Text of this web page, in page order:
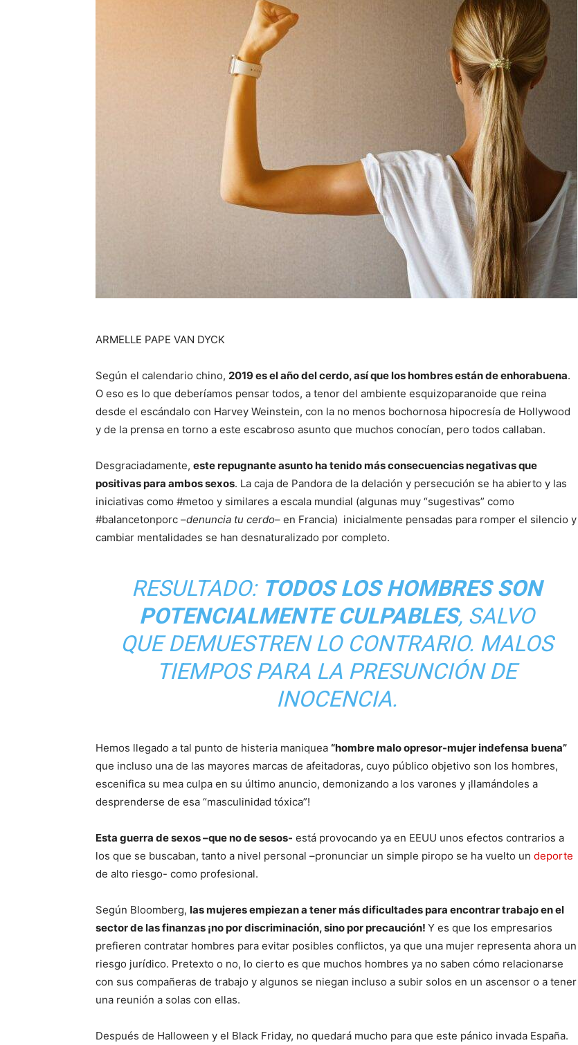
ARMELLE PAPE VAN DYCK
Según el calendario chino, 2019 es el año del cerdo, así que los hombres están de enhorabuena.
O eso es lo que deberíamos pensar todos, a tenor del ambiente esquizoparanoide que reina
desde el escándalo con Harvey Weinstein, con la no menos bochornosa hipocresía de Hollywood
y de la prensa en torno a este escabroso asunto que muchos conocían, pero todos callaban.
Desgraciadamente, este repugnante asunto ha tenido más consecuencias negativas que
positivas para ambos sexos. La caja de Pandora de la delación y persecución se ha abierto y las
iniciativas como #metoo y similares a escala mundial (algunas muy “sugestivas” como
#balancetonporc –denuncia tu cerdo– en Francia) inicialmente pensadas para romper el silencio y
cambiar mentalidades se han desnaturalizado por completo.
RESULTADO: TODOS LOS HOMBRES SON
POTENCIALMENTE CULPABLES, SALVO
QUE DEMUESTREN LO CONTRARIO. MALOS
TIEMPOS PARA LA PRESUNCIÓN DE
INOCENCIA.
Hemos llegado a tal punto de histeria maniquea “hombre malo opresor-mujer indefensa buena”
que incluso una de las mayores marcas de afeitadoras, cuyo público objetivo son los hombres,
escenifica su mea culpa en su último anuncio, demonizando a los varones y ¡llamándoles a
desprenderse de esa “masculinidad tóxica”!
Esta guerra de sexos –que no de sesos- está provocando ya en EEUU unos efectos contrarios a
los que se buscaban, tanto a nivel personal –pronunciar un simple piropo se ha vuelto un deporte
de alto riesgo- como profesional.
Según Bloomberg, las mujeres empiezan a tener más dificultades para encontrar trabajo en el
sector de las finanzas ¡no por discriminación, sino por precaución! Y es que los empresarios
prefieren contratar hombres para evitar posibles conflictos, ya que una mujer representa ahora un
riesgo jurídico. Pretexto o no, lo cierto es que muchos hombres ya no saben cómo relacionarse
con sus compañeras de trabajo y algunos se niegan incluso a subir solos en un ascensor o a tener
una reunión a solas con ellas.
Después de Halloween y el Black Friday, no quedará mucho para que este pánico invada España.